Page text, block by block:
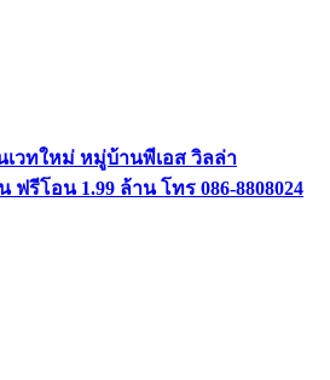
เวทใหม่ หมู่บ้านพีเอส วิลล่า
ฟรีโอน 1.99 ล้าน โทร 086-8808024